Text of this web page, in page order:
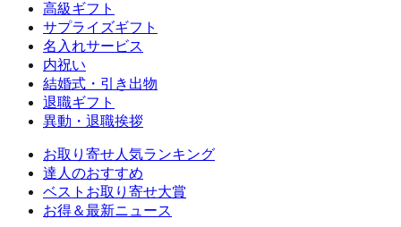
高級ギフト
サプライズギフト
名入れサービス
内祝い
結婚式・引き出物
退職ギフト
異動・退職挨拶
お取り寄せ人気ランキング
達人のおすすめ
ベストお取り寄せ大賞
お得＆最新ニュース